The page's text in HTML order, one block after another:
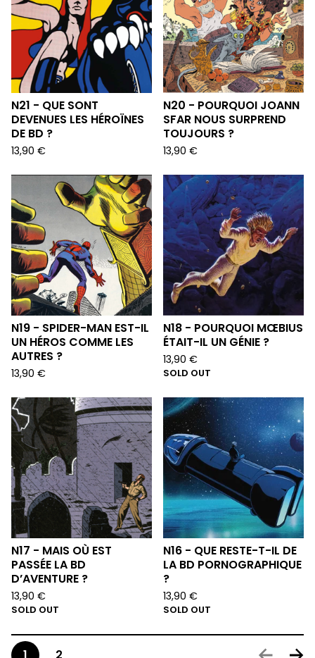
N21 - QUE SONT
DEVENUES LES HÉROÏNES
DE BD ?
13,90 €
N20 - POURQUOI JOANN
SFAR NOUS SURPREND
TOUJOURS ?
13,90 €
N19 - SPIDER-MAN EST-IL
UN HÉROS COMME LES
AUTRES ?
13,90 €
N18 - POURQUOI MŒBIUS
ÉTAIT-IL UN GÉNIE ?
13,90 €
SOLD OUT
N17 - MAIS OÙ EST
PASSÉE LA BD
D’AVENTURE ?
13,90 €
SOLD OUT
N16 - QUE RESTE-T-IL DE
LA BD PORNOGRAPHIQUE
?
13,90 €
SOLD OUT